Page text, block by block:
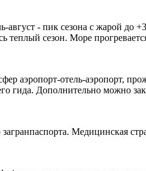
- пик сезона с жарой до
сезон. Море
аэропорт-отель-аэропорт,
гида. Дополнительно можно
Медицинская